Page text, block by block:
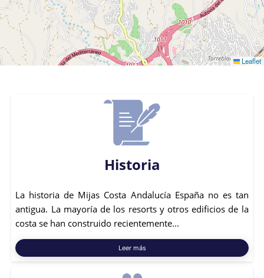
Leaflet
Historia
La historia de Mijas Costa Andalucía España no es tan
antigua. La mayoría de los resorts y otros edificios de la
costa se han construido recientemente...
Leer más